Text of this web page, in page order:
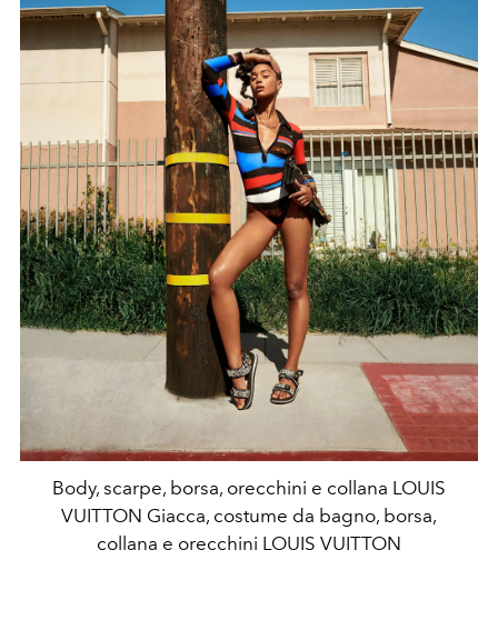
Body, scarpe, borsa, orecchini e collana LOUIS
VUITTON Giacca, costume da bagno, borsa,
collana e orecchini LOUIS VUITTON